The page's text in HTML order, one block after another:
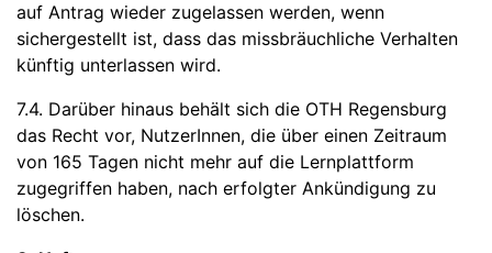
auf Antrag wieder zugelassen werden, wenn
sichergestellt ist, dass das missbräuchliche Verhalten
künftig unterlassen wird.
7.4. Darüber hinaus behält sich die OTH Regensburg
das Recht vor, NutzerInnen, die über einen Zeitraum
von 165 Tagen nicht mehr auf die Lernplattform
zugegriffen haben, nach erfolgter Ankündigung zu
löschen.